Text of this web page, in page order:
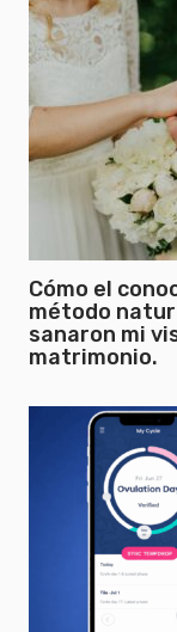
Cómo el
método
sanaron mi
matrimonio.